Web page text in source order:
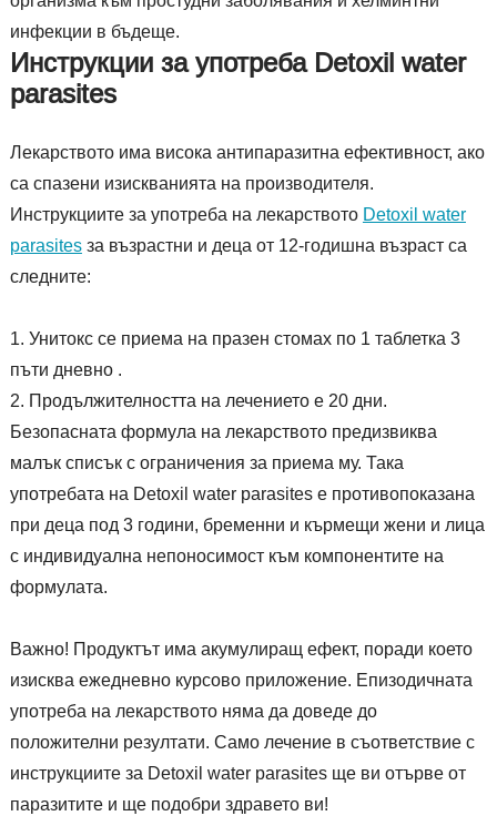
инфекции в бъдеще.
Инструкции за употреба Detoxil water
parasites
Лекарството има висока антипаразитна ефективност, ако
са спазени изискванията на производителя.
Инструкциите за употреба на лекарството Detoxil water
parasitesза възрастни и деца от 12-годишна възраст са
следните:
Унитокс се приема на празен стомах по 1 таблетка 3
пъти дневно .
Продължителността на лечението е 20 дни.
Безопасната формула на лекарството предизвиква
малък списък с ограничения за приема му. Така
употребата на Detoxil water parasites е противопоказана
при деца под 3 години, бременни и кърмещи жени и лица
с индивидуална непоносимост към компонентите на
формулата.
Важно! Продуктът има акумулиращ ефект, поради което
изисква ежедневно курсово приложение. Епизодичната
употреба на лекарството няма да доведе до
положителни резултати. Само лечение в съответствие с
инструкциите за Detoxil water parasites ще ви отърве от
паразитите и ще подобри здравето ви!